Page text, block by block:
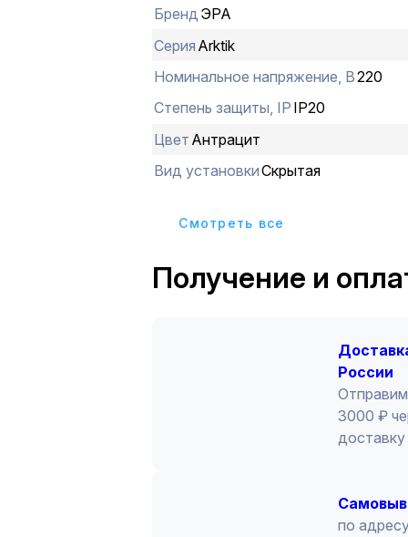
Бренд ЭРА
Серия Arktik
Номинальное напряжение, В220
Степень защиты, IP IP20
Цвет Антрацит
Вид установкиСкрытая
Cмотреть все
Получение и
России
3000 ₽
по